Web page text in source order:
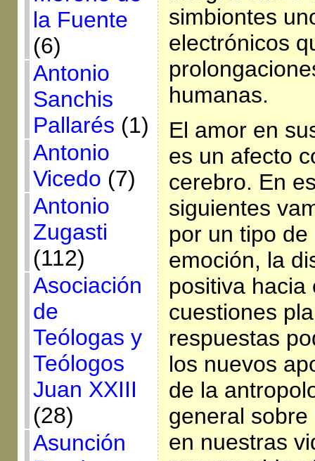
la Fuente
(6)
Antonio
Sanchis
Pallarés (1)
Antonio
Vicedo (7)
Antonio
Zugasti
(112)
Asociación
de
Teólogas y
Teólogos
Juan XXIII
(28)
Asunción
simbiontes
electrónicos
humanas.
El amor en
es un afecto
cerebro. En
siguientes
por un tipo
emoción, la
positiva hacia
cuestiones
respuestas
los nuevos
de la
general
en nuestras